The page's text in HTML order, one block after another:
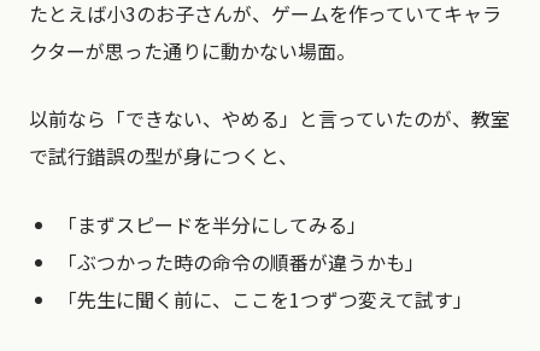
たとえば小3のお子さんが、ゲームを作っていてキャラ
クターが思った通りに動かない場面。
以前なら「できない、やめる」と言っていたのが、教室
で試行錯誤の型が身につくと、
「まずスピードを半分にしてみる」
「ぶつかった時の命令の順番が違うかも」
「先生に聞く前に、ここを1つずつ変えて試す」